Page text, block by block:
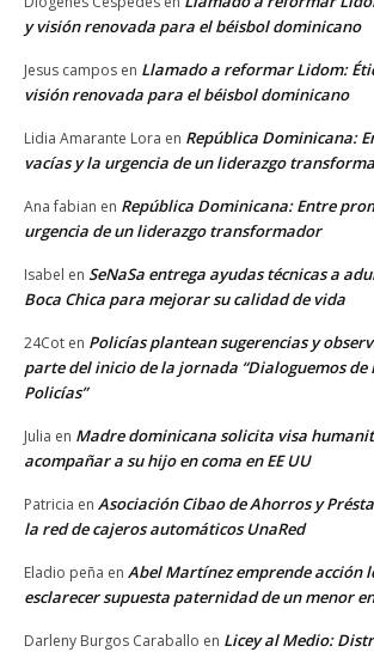
y visión renovada para el béisbol dominicano
Jesus campos en Llamado a reformar Lidom:
visión renovada para el béisbol dominicano
Lidia Amarante Lora en República Dominicana:
vacías y la urgencia de un liderazgo
Ana fabian en República Dominicana: Entre
urgencia de un liderazgo transformador
Isabel en SeNaSa entrega ayudas técnicas a
Boca Chica para mejorar su calidad de vida
24Cot en Policías plantean sugerencias y
parte del inicio de la jornada “Dialoguemos de
Policías”
Julia en Madre dominicana solicita visa
acompañar a su hijo en coma en EE UU
Patricia en Asociación Cibao de Ahorros y
la red de cajeros automáticos UnaRed
Eladio peña en Abel Martínez emprende acción
esclarecer supuesta paternidad de un menor en
Darleny Burgos Caraballo en Licey al Medio: